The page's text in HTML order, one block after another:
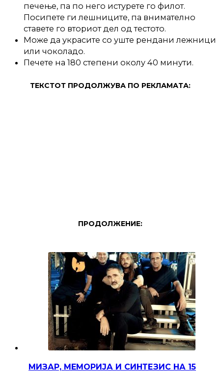
печење, па по него истурете го филот.
Посипете ги лешниците, па внимателно
ставете го вториот дел од тестото.
Може да украсите со уште рендани лежници
или чоколадо.
Печете на 180 степени околу 40 минути.
ТЕКСТОТ ПРОДОЛЖУВА ПО РЕКЛАМАТА:
ПРОДОЛЖЕНИЕ:
МИЗАР, МЕМОРИЈА И СИНТЕЗИС НА 15